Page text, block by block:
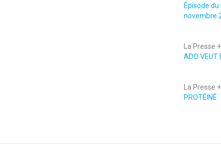
Épisode
novembre
La Presse +
ADO VEUT
La Presse +
PROTÉINÉ